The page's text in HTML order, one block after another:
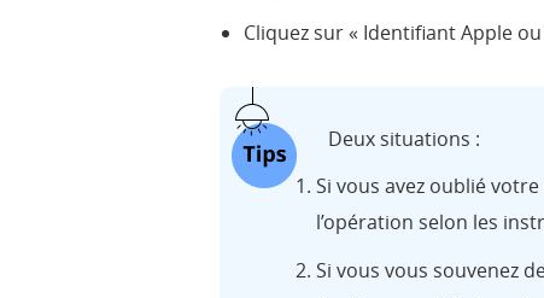
Cliquez sur « Identifiant Apple
Deux situations :
Si vous avez oublié
l’opération selon les
Si vous vous souvenez